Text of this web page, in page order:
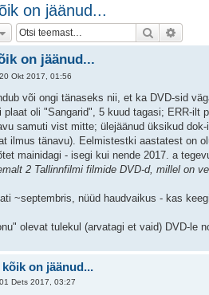
on jäänud...
Otsi
on jäänud...
20 Okt 2017, 01:56
või ongi tänaseks nii, et ka DVD-sid
plaat oli "Sangarid", 5 kuud tagasi; ERR-
samuti vist mitte; ülejäänud üksikud
ilmus tänavu). Eelmistestki aastatest on
mainidagi - isegi kui nende 2017. a
2 Tallinnfilmi filmide DVD-d, millel on
~septembris, nüüd haudvaikus - kas
olevat tulekul (arvatagi et vaid) DVD-le
on jäänud...
01 Dets 2017, 03:27